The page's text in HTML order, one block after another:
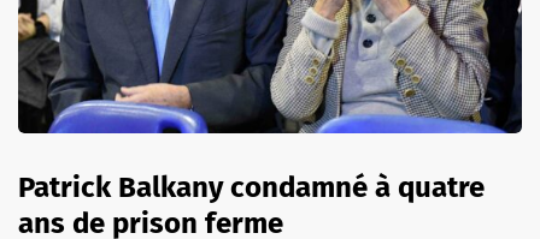
Patrick Balkany condamné à quatre
ans de prison ferme